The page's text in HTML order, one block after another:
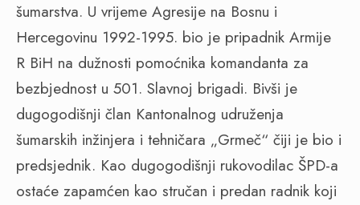
šumarstva. U vrijeme Agresije na Bosnu i
Hercegovinu 1992-1995. bio je pripadnik Armije
R BiH na dužnosti pomoćnika komandanta za
bezbjednost u 501. Slavnoj brigadi. Bivši je
dugogodišnji član Kantonalnog udruženja
šumarskih inžinjera i tehničara „Grmeč“ čiji je bio i
predsjednik. Kao dugogodišnji rukovodilac ŠPD-a
ostaće zapamćen kao stručan i predan radnik koji